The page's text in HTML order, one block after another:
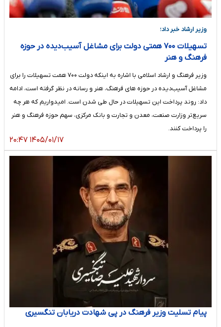
وزیر ارشاد خبر داد؛
تسهیلات ۷۰۰ همتی دولت برای مشاغل آسیب‌دیده در حوزه
فرهنگ و هنر
وزیر فرهنگ و ارشاد اسلامی با اشاره به اینکه دولت ۷۰۰ همت تسهیلات را برای
مشاغل آسیب‌دیده در حوزه های فرهنگ، هنر و رسانه در نظر گرفته است، ادامه
داد: روند پرداخت این تسهیلات در حال طی شدن است. امیدواریم که هر چه
سریع‌تر وزارت صنعت، معدن و تجارت و بانک مرکزی، سهم حوزه فرهنگ و هنر
را پرداخت کنند.
۱۴۰۵/۰۱/۱۷ ۲۰:۴۷
️پیام تسلیت وزیر فرهنگ در پی شهادت دریابان تنگسیری